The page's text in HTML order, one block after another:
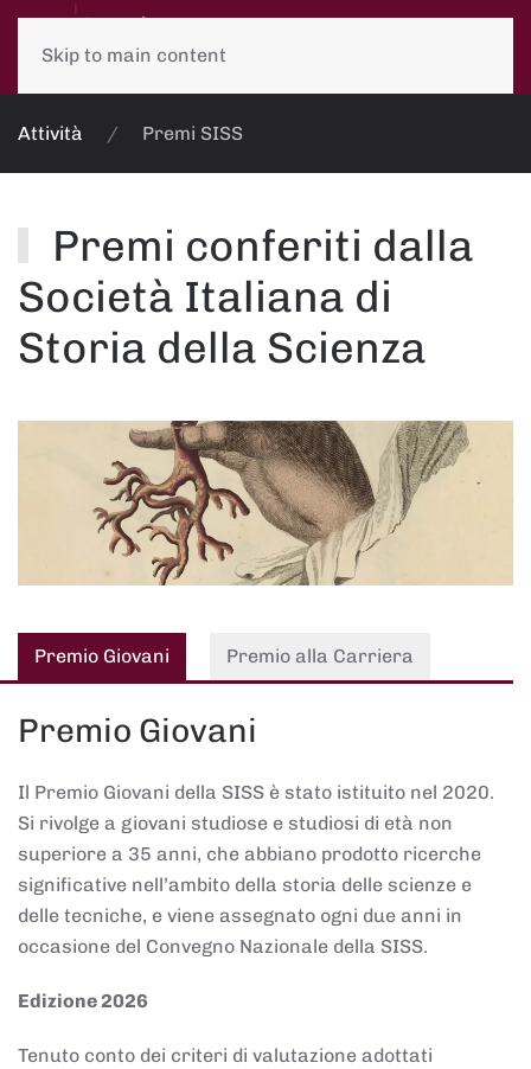
Skip to main content
Attività Premi SISS
Premi conferiti dalla
Società Italiana di
Storia della Scienza
Premio Giovani Premio alla Carriera
Premio Giovani
Il Premio Giovani della SISS è stato istituito nel 2020.
Si rivolge a giovani studiose e studiosi di età non
superiore a 35 anni, che abbiano prodotto ricerche
significative nell’ambito della storia delle scienze e
delle tecniche, e viene assegnato ogni due anni in
occasione del Convegno Nazionale della SISS.
Edizione 2026
Tenuto conto dei criteri di valutazione adottati